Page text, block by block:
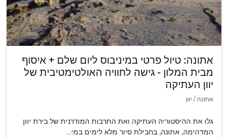
אתונה: טיול פרטי במיניבוס ליום שלם + איסוף
מבית המלון - גישה לחוויה האולטימטיבית של
יוון העתיקה
אתונה / יוון
גלו את ההיסטוריה העתיקה ואת התרבות המודרנית של בירת יוון
המדהימה, אתונה, בחבילת סיור מלא לימים במי‮…